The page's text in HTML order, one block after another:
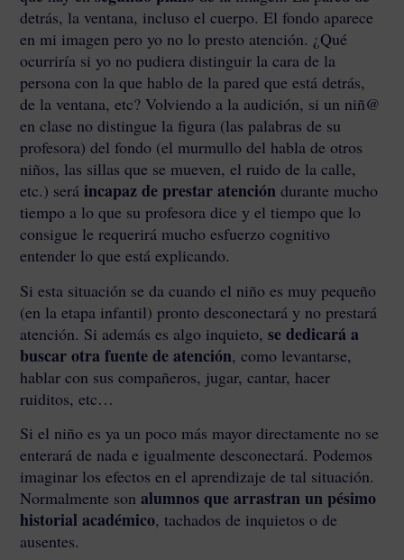
detrás, la ventana, incluso el cuerpo. El fondo aparece
en mi imagen pero yo no lo presto atención. ¿Qué
ocurriría si yo no pudiera distinguir la cara de la
persona con la que hablo de la pared que está detrás,
de la ventana, etc? Volviendo a la audición, si un niñ@
en clase no distingue la figura (las palabras de su
profesora) del fondo (el murmullo del habla de otros
niños, las sillas que se mueven, el ruido de la calle,
etc.) seráincapaz de prestar atención durante mucho
tiempo a lo que su profesora dice y el tiempo que lo
consigue le requerirá mucho esfuerzo cognitivo
entender lo que está explicando.
Si esta situación se da cuando el niño es muy pequeño
(en la etapa infantil) pronto desconectará y no prestará
atención. Si además es algo inquieto,se dedicará a
buscar otra fuente de atención, como levantarse,
hablar con sus compañeros, jugar, cantar, hacer
ruiditos, etc…
Si el niño es ya un poco más mayor directamente no se
enterará de nada e igualmente desconectará. Podemos
imaginar los efectos en el aprendizaje de tal situación.
Normalmente sonalumnos que arrastran un pésimo
historial académico, tachados de inquietos o de
ausentes.